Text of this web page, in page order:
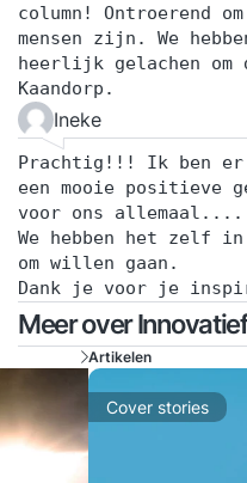
column! Ontroerend
mensen zijn. We
heerlijk gelachen
Kaandorp.
Ineke
Prachtig!!! Ik ben er
een mooie positieve
voor ons allemaal....
We hebben het zelf in
om willen gaan.
Dank je voor je
Meer over
Artikelen
Cover stories